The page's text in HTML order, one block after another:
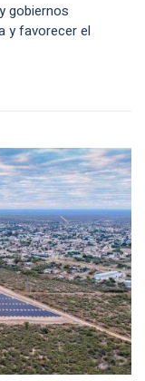
gobiernos
y favorecer el